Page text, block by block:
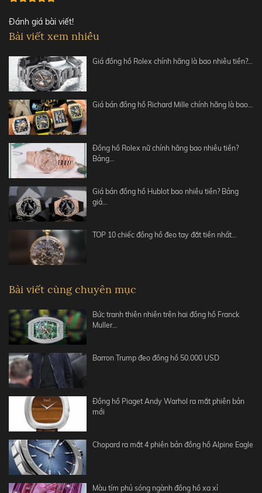
Đánh giá bài viết!
Bài viết xem nhiều
Giá đồng hồ Rolex chính hãng là bao nhiêu tiền?…
Giá bán đồng hồ Richard Mille chính hãng là bao…
Đồng hồ Rolex nữ chính hãng bao nhiêu tiền?
Bảng…
Giá bán đồng hồ Hublot bao nhiêu tiền? Bảng
giá…
TOP 10 chiếc đồng hồ đeo tay đắt tiền nhất…
Bài viết cùng chuyên mục
Bức tranh thiên nhiên trên hai đồng hồ Franck
Muller…
Barron Trump đeo đồng hồ 50.000 USD
Đồng hồ Piaget Andy Warhol ra mắt phiên bản
mới
Chopard ra mắt 4 phiên bản đồng hồ Alpine Eagle
Màu tím phủ sóng ngành đồng hồ xa xỉ